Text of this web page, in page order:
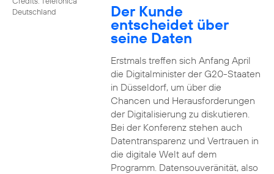
Deutschland
Der Kunde
entscheidet über
seine Daten
Erstmals treffen sich Anfang April
die Digitalminister der G20-Staaten
in Düsseldorf, um über die
Chancen und Herausforderungen
der Digitalisierung zu diskutieren.
Bei der Konferenz stehen auch
Datentransparenz und Vertrauen in
die digitale Welt auf dem
Programm. Datensouveränität, also